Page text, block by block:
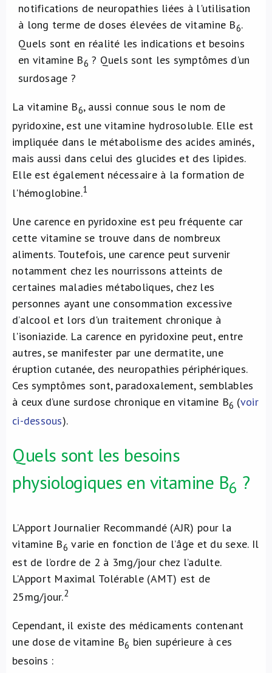
notifications de neuropathies liées à l'utilisation
à long terme de doses élevées de vitamine B6.
Quels sont en réalité les indications et besoins
en vitamine B6 ? Quels sont les symptômes d’un
surdosage ?
La vitamine B6, aussi connue sous le nom de
pyridoxine, est une vitamine hydrosoluble. Elle est
impliquée dans le métabolisme des acides aminés,
mais aussi dans celui des glucides et des lipides.
Elle est également nécessaire à la formation de
l'hémoglobine.1
Une carence en pyridoxine est peu fréquente car
cette vitamine se trouve dans de nombreux
aliments. Toutefois, une carence peut survenir
notamment chez les nourrissons atteints de
certaines maladies métaboliques, chez les
personnes ayant une consommation excessive
d’alcool et lors d'un traitement chronique à
l'isoniazide. La carence en pyridoxine peut, entre
autres, se manifester par une dermatite, une
éruption cutanée, des neuropathies périphériques.
Ces symptômes sont, paradoxalement, semblables
à ceux d’une surdose chronique en vitamine B6 (voir
ci-dessous).
Quels sont les besoins
physiologiques en vitamine B6 ?
L’Apport Journalier Recommandé (AJR) pour la
vitamine B6 varie en fonction de l’âge et du sexe. Il
est de l’ordre de 2 à 3mg/jour chez l’adulte.
L’Apport Maximal Tolérable (AMT) est de
25mg/jour.2
Cependant, il existe des médicaments contenant
une dose de vitamine B6 bien supérieure à ces
besoins :